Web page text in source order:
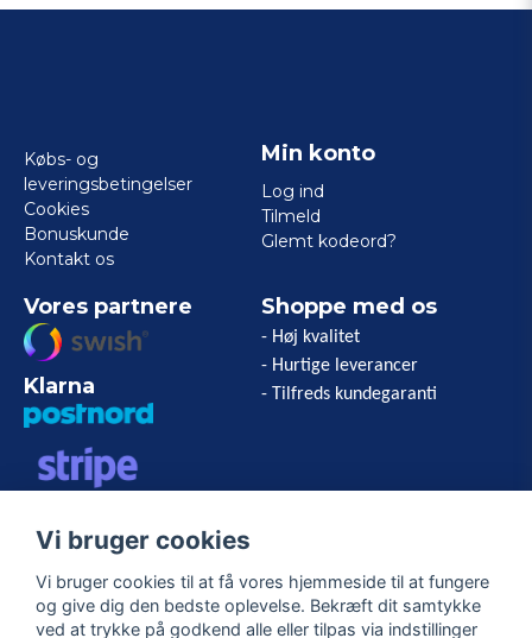
Købs- og
leveringsbetingelser
Cookies
Bonuskunde
Kontakt os
Min konto
Log ind
Tilmeld
Glemt kodeord?
Vores partnere
Klarna
EXPRESS
Shoppe med os
- Høj kvalitet
- Hurtige leverancer
- Tilfreds kundegaranti
Følg os
Vi bruger cookies
Vi bruger cookies til at få vores hjemmeside til at fungere
og give dig den bedste oplevelse. Bekræft dit samtykke
ved at trykke på godkend alle eller tilpas via indstillinger